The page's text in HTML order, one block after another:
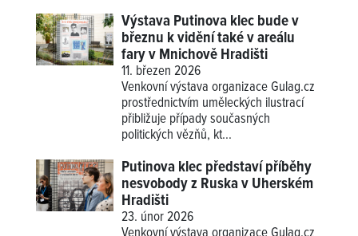
Výstava Putinova klec bude v
březnu k vidění také v areálu
fary v Mnichově Hradišti
11. březen 2026
Venkovní výstava organizace Gulag.cz
prostřednictvím uměleckých ilustrací
přibližuje případy současných
politických vězňů, kt...
Putinova klec představí příběhy
nesvobody z Ruska v Uherském
Hradišti
23. únor 2026